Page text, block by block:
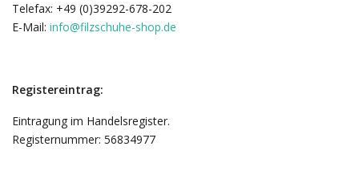
Telefax: +49 (0)39292-678-202
E-Mail: info@filzschuhe-shop.de
Registereintrag:
Eintragung im Handelsregister.
Registernummer: 56834977